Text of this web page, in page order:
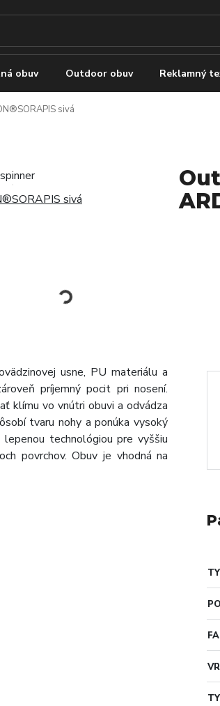
obuv Outdoor obuv Reklamný
sivá
usne, PU materiálu a
príjemný pocit pri nosení.
klímu vo vnútri obuvi a odvádza
tvaru nohy a ponúka vysoký
technológiou pre vyššiu
povrchov. Obuv je vhodná na